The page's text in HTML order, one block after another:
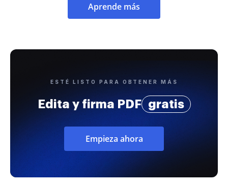
Aprende más
ESTÉ LISTO PARA OBTENER MÁS
Edita y firma PDF gratis
Empieza ahora